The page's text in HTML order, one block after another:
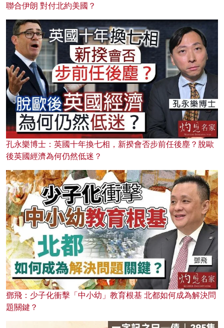
聯合伊朗 對付北約美國？
孔永樂博士：英國十年換七相，新揆會否步前任後塵？脫歐
後英國經濟為何仍然低迷？
鄧飛：少子化衝擊「中小幼」教育根基 北都如何成為解決問
題關鍵？